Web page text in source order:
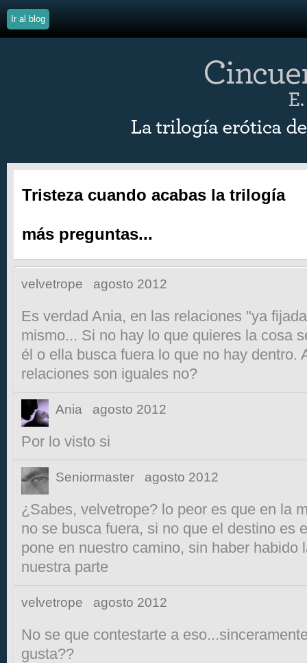
Ir al blog
Tristeza cuando acabas la trilogía
más preguntas...
velvetrope agosto 2012
Es verdad Ania, en las relaciones "ya
mismo... Si no hay lo que quieres la cosa
él o ella busca fuera lo que no hay dentro.
relaciones son iguales no?
Ania agosto 2012
Por lo visto si
Seniormaster agosto 2012
¿Sabes, velvetrope? lo peor es que en la
no se busca fuera, si no que el destino es
pone en nuestro camino, sin haber habido
nuestra parte
velvetrope agosto 2012
No se que contestarte a
gusta??